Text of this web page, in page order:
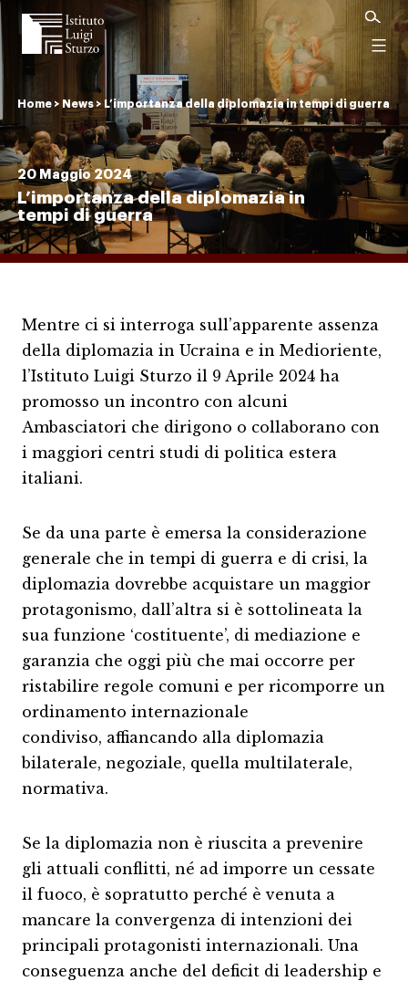
Istituto
Luigi
Sturzo
Home > News> L’importanza della diplomazia in tempi di guerra
20 Maggio 2024
L’importanza della diplomazia in
tempi di guerra
Mentre ci si interroga sull’apparente assenza
della diplomazia in Ucraina e in Medioriente,
l’Istituto Luigi Sturzo il 9 Aprile 2024 ha
promosso un incontro con alcuni
Ambasciatori che dirigono o collaborano con
i maggiori centri studi di politica estera
italiani.
Se da una parte è emersa la considerazione
generale che in tempi di guerra e di crisi, la
diplomazia dovrebbe acquistare un maggior
protagonismo, dall’altra si è sottolineata la
sua funzione ‘costituente’, di mediazione e
garanzia che oggi più che mai occorre per
ristabilire regole comuni e per ricomporre un
ordinamento internazionale
condiviso, affiancando alla diplomazia
bilaterale, negoziale, quella multilaterale,
normativa.
Se la diplomazia non è riuscita a prevenire
gli attuali conflitti, né ad imporre un cessate
il fuoco, è sopratutto perché è venuta a
mancare la convergenza di intenzioni dei
principali protagonisti internazionali. Una
conseguenza anche del deficit di leadership e